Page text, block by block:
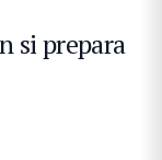
si prepara